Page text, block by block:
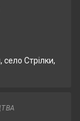
Стрілки,